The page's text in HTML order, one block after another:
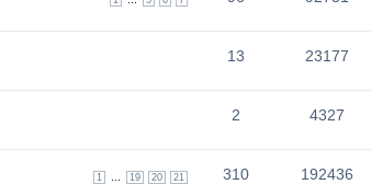
13 23177
2 4327
1 19 20 21 310 192436